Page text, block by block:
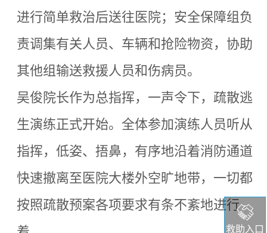
救助入口
进行简单救治后送往医院；安全保障组负
责调集有关人员、车辆和抢险物资，协助
其他组输送救援人员和伤病员。
吴俊院长作为总指挥，一声令下，疏散逃
生演练正式开始。全体参加演练人员听从
指挥，低姿、捂鼻，有序地沿着消防通道
快速撤离至医院大楼外空旷地带，一切都
按照疏散预案各项要求有条不紊地进行